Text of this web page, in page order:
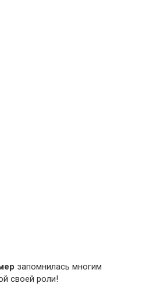
запомнилась многим
своей роли!